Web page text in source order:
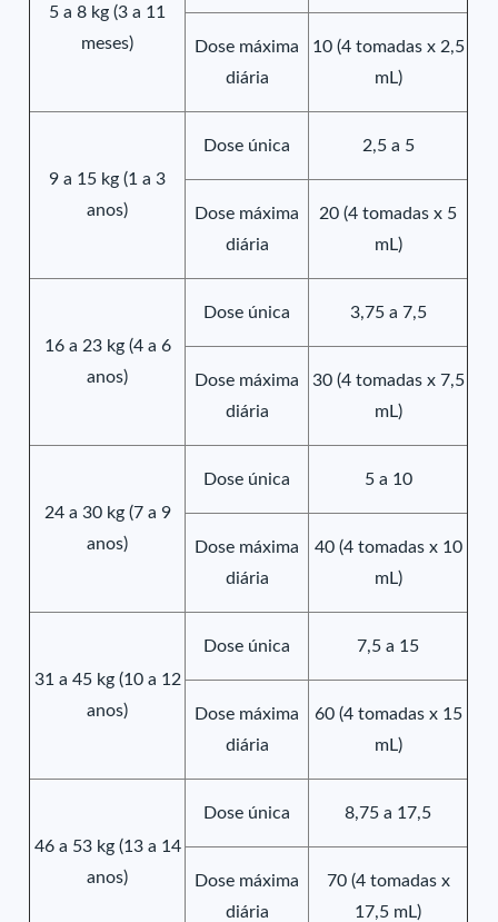
5 a 8 kg (3 a 11
meses)
Dose máxima
diária
10 (4 tomadas x 2,5
mL)
9 a 15 kg (1 a 3
anos)
Dose única 2,5 a 5
Dose máxima
diária
20 (4 tomadas x 5
mL)
16 a 23 kg (4 a 6
anos)
Dose única 3,75 a 7,5
Dose máxima
diária
30 (4 tomadas x 7,5
mL)
24 a 30 kg (7 a 9
anos)
Dose única 5 a 10
Dose máxima
diária
40 (4 tomadas x 10
mL)
31 a 45 kg (10 a 12
anos)
Dose única 7,5 a 15
Dose máxima
diária
60 (4 tomadas x 15
mL)
46 a 53 kg (13 a 14
anos)
Dose única 8,75 a 17,5
Dose máxima
diária
70 (4 tomadas x
17,5 mL)